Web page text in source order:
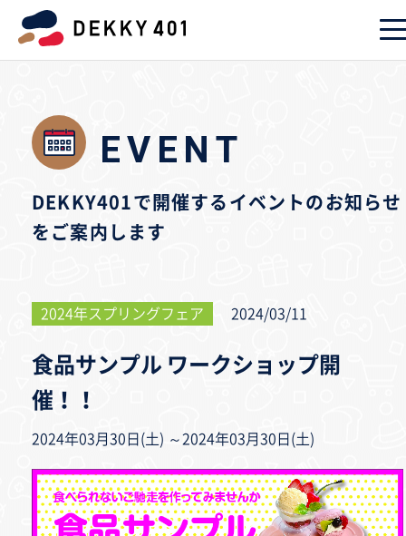
EVENT
DEKKY401で開催するイベントのお知らせ
をご案内します
2024年スプリングフェア 2024/03/11
食品サンプル ワークショップ開
催！！
2024年03月30日(土) ～2024年03月30日(土)